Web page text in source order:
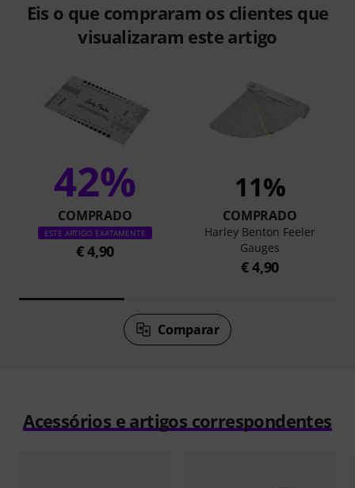
Eis o que compraram os clientes que
visualizaram este artigo
42%
COMPRADO
ESTE ARTIGO EXATAMENTE
€ 4,90
11%
COMPRADO
Harley Benton Feeler
Gauges
€ 4,90
Comparar
Acessórios e artigos correspondentes